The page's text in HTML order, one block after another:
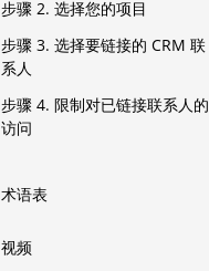
步骤 2. 选择您的项目
步骤 3. 选择要链接的 CRM 联
系人
步骤 4. 限制对已链接联系人的
访问
术语表
视频